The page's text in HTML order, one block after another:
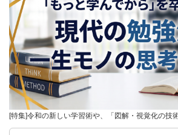
[特集]令和の新しい学習術や、「図解・視覚化の技